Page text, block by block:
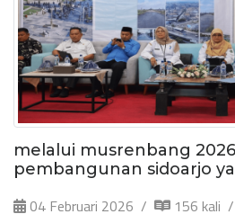
melalui musrenbang
pembangunan sidoarjo
04 Februari 2026
156 kali